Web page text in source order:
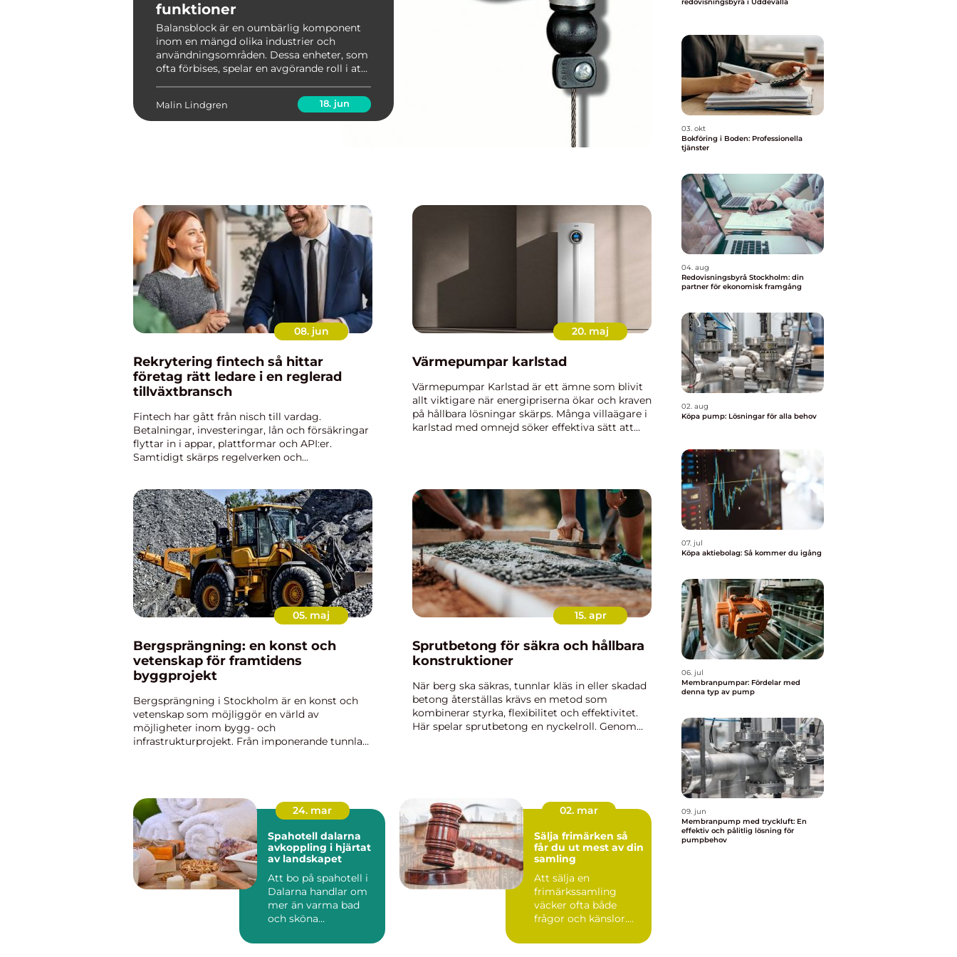
funktioner
Balansblock är en oumbärlig komponent
inom en mängd olika industrier och
användningsområden. Dessa enheter, som
ofta förbises, spelar en avgörande roll i att
ergonomin för många professionella.
Genom att ko...
Malin Lindgren 18. jun
08. jun
Rekrytering fintech så hittar
företag rätt ledare i en reglerad
tillväxtbransch
Fintech har gått från nisch till vardag.
Betalningar, investeringar, lån och försäkringar
flyttar in i appar, plattformar och API:er.
Samtidigt skärps regelverken och
20. maj
Värmepumpar karlstad
Värmepumpar Karlstad är ett ämne som blivit
allt viktigare när energipriserna ökar och kraven
på hållbara lösningar skärps. Många villaägare i
karlstad med omnejd söker effektiva sätt att
05. maj
Bergsprängning: en konst och
vetenskap för framtidens
byggprojekt
Bergsprängning i Stockholm är en konst och
vetenskap som möjliggör en värld av
möjligheter inom bygg- och
infrastrukturprojekt. Från imponerande tunnlar
15. apr
Sprutbetong för säkra och hållbara
konstruktioner
När berg ska säkras, tunnlar kläs in eller skadad
betong återställas krävs en metod som
kombinerar styrka, flexibilitet och effektivitet.
Här spelar sprutbetong en nyckelroll. Genom
24. mar
Spahotell dalarna
avkoppling i hjärtat
av landskapet
Att bo på spahotell i
Dalarna handlar om
mer än varma bad
och sköna
söker sig hi...
02. mar
Sälja frimärken så
får du ut mest av din
samling
Att sälja en
frimärkssamling
väcker ofta både
frågor och känslor.
album och lådor frå...
03. okt
Bokföring i Boden: Professionella
tjänster
04. aug
Redovisningsbyrå Stockholm: din
partner för ekonomisk framgång
02. aug
Köpa pump: Lösningar för alla behov
07. jul
Köpa aktiebolag: Så kommer du igång
06. jul
Membranpumpar: Fördelar med
denna typ av pump
09. jun
Membranpump med tryckluft: En
effektiv och pålitlig lösning för
pumpbehov